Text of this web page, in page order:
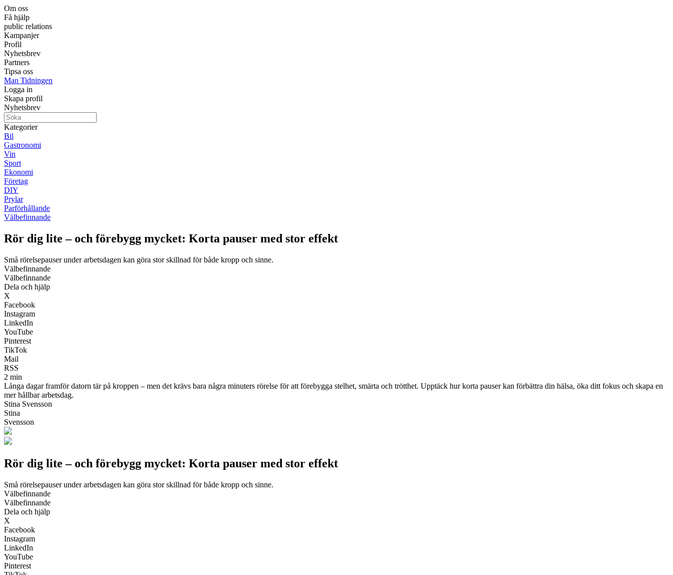
Om oss
Få hjälp
public relations
Kampanjer
Profil
Nyhetsbrev
Partners
Tipsa oss
Man Tidningen
Logga in
Skapa profil
Nyhetsbrev
Kategorier
Bil
Gastronomi
Vin
Sport
Ekonomi
Företag
DIY
Prylar
Parförhållande
Välbefinnande
Rör dig lite – och förebygg mycket: Korta pauser med stor effekt
Små rörelsepauser under arbetsdagen kan göra stor skillnad för både kropp och sinne.
Välbefinnande
Välbefinnande
Dela och hjälp
X
Facebook
Instagram
LinkedIn
YouTube
Pinterest
TikTok
Mail
RSS
2 min
Långa dagar framför datorn tär på kroppen – men det krävs bara några minuters rörelse för att förebygga stelhet, smärta och trötthet. Upptäck hur korta pauser kan förbättra din hälsa, öka ditt fokus och skapa en
mer hållbar arbetsdag.
Stina Svensson
Stina
Svensson
Rör dig lite – och förebygg mycket: Korta pauser med stor effekt
Små rörelsepauser under arbetsdagen kan göra stor skillnad för både kropp och sinne.
Välbefinnande
Välbefinnande
Dela och hjälp
X
Facebook
Instagram
LinkedIn
YouTube
Pinterest